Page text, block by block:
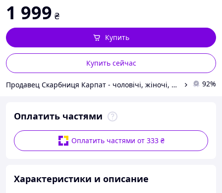
1 999 ₴
Купить сейчас
Купить
Продавец Скарбниця Карпат - чоловічі, жіночі, дитячі вишиванки, гердани, ручної роботи 92%
Оплатить частями
Оплатить частями от 333 ₴
Характеристики и описание